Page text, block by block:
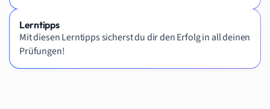
Lerntipps
Mit diesen Lerntipps sicherst du dir den Erfolg in all deinen
Prüfungen!